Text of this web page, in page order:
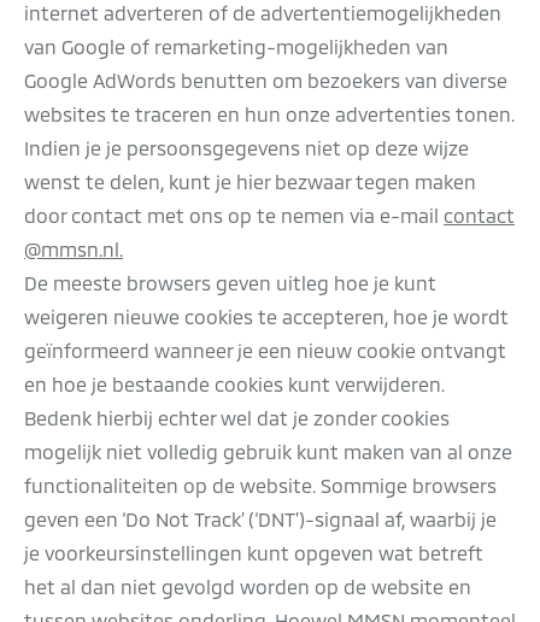
internet adverteren of de advertentiemogelijkheden
van Google of remarketing-mogelijkheden van
Google AdWords benutten om bezoekers van diverse
websites te traceren en hun onze advertenties tonen.
Indien je je persoonsgegevens niet op deze wijze
wenst te delen, kunt je hier bezwaar tegen maken
door contact met ons op te nemen via e-mail contact
@mmsn.nl.
De meeste browsers geven uitleg hoe je kunt
weigeren nieuwe cookies te accepteren, hoe je wordt
geïnformeerd wanneer je een nieuw cookie ontvangt
en hoe je bestaande cookies kunt verwijderen.
Bedenk hierbij echter wel dat je zonder cookies
mogelijk niet volledig gebruik kunt maken van al onze
functionaliteiten op de website. Sommige browsers
geven een ‘Do Not Track’ (‘DNT’)-signaal af, waarbij je
je voorkeursinstellingen kunt opgeven wat betreft
het al dan niet gevolgd worden op de website en